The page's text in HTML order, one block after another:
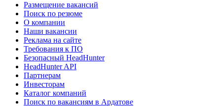
Размещение вакансий
Поиск по резюме
О компании
Наши вакансии
Реклама на сайте
Требования к ПО
Безопасный HeadHunter
HeadHunter API
Партнерам
Инвесторам
Каталог компаний
Поиск по вакансиям в Ардатове